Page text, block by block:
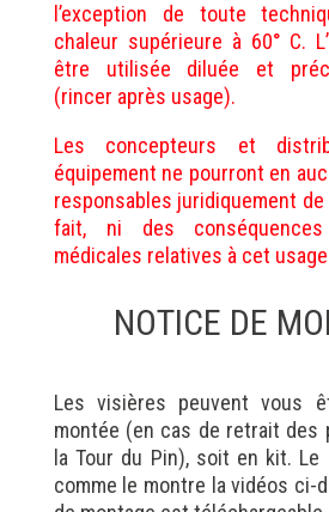
l’exception de toute
chaleur supérieure à 60° C.
être utilisée diluée et
(rincer après usage).
Les concepteurs et
équipement ne pourront en
responsables juridiquement de
fait, ni des
médicales relatives à cet
NOTICE DE
Les visières peuvent vous
montée (en cas de retrait des
la Tour du Pin), soit en kit.
comme le montre la vidéos ci-